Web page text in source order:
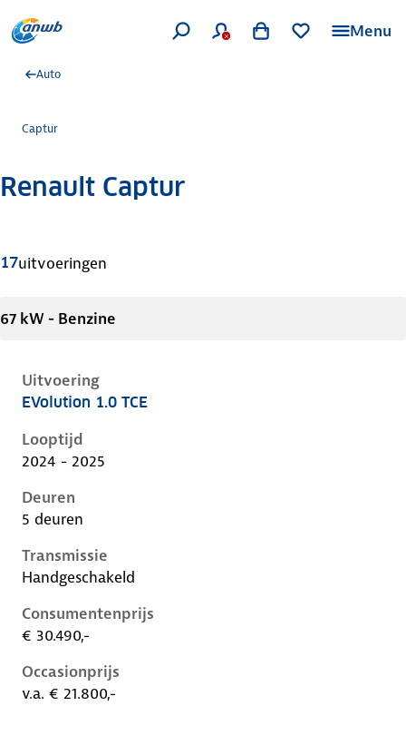
Menu
Auto
Captur
Renault Captur
17uitvoeringen
67 kW - Benzine
Uitvoering
Renault Captur ii-1e-facelift, 1.0 tce, 67 kW, Benzine,
EVolution 1.0 TCE
Looptijd
2024 - 2025
Deuren
5 deuren
Transmissie
Handgeschakeld
Consumentenprijs
€ 30.490,-
Occasionprijs
v.a. € 21.800,-